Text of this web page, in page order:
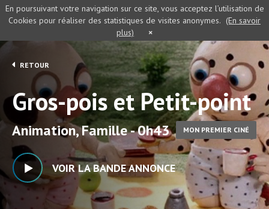
RETOUR
Gros-pois et Petit-point
Animation, Famille - 0h43 MON PREMIER CINÉ
VOIR LA BANDE ANNONCE
En poursuivant votre navigation sur ce site, vous acceptez l’utilisation de
Cookies pour réaliser des statistiques de visites anonymes. (En savoir
plus)
×